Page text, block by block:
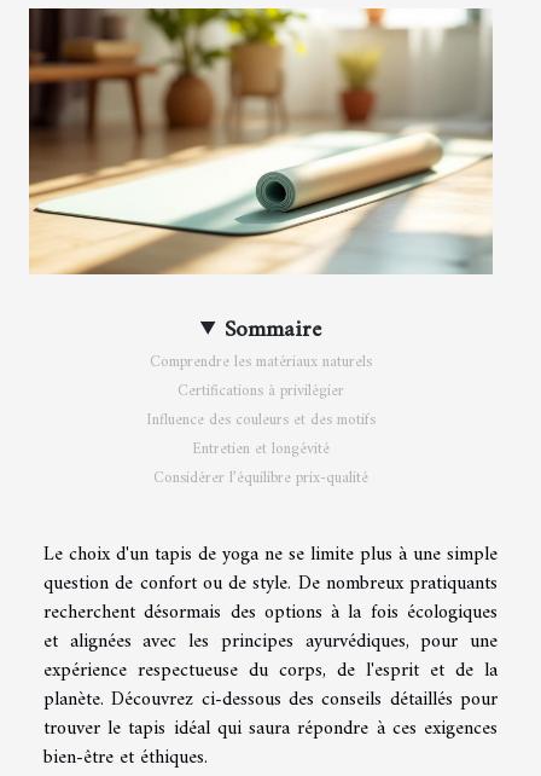
Sommaire
Comprendre les matériaux naturels
Certifications à privilégier
Influence des couleurs et des motifs
Entretien et longévité
Considérer l’équilibre prix-qualité
Le choix d'un tapis de yoga ne se limite plus à une simple
question de confort ou de style. De nombreux pratiquants
recherchent désormais des options à la fois écologiques
et alignées avec les principes ayurvédiques, pour une
expérience respectueuse du corps, de l'esprit et de la
planète. Découvrez ci-dessous des conseils détaillés pour
trouver le tapis idéal qui saura répondre à ces exigences
bien-être et éthiques.